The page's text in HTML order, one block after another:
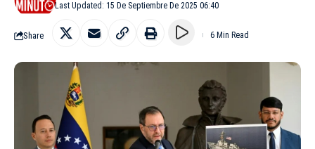
Last Updated: 15 De Septiembre De 2025 06:40
Share 6 Min Read